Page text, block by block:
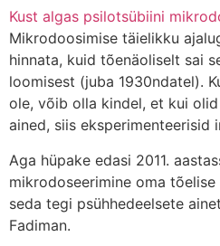
Kust algas psilotsübiini
Mikrodoosimise täielikku
hinnata, kuid tõenäoliselt sai
loomisest (juba 1930ndatel).
ole, võib olla kindel, et kui
ained, siis eksperimenteerisid
Aga hüpake edasi 2011.
mikrodoseerimine oma
seda tegi psühhedeelsete
Fadiman.